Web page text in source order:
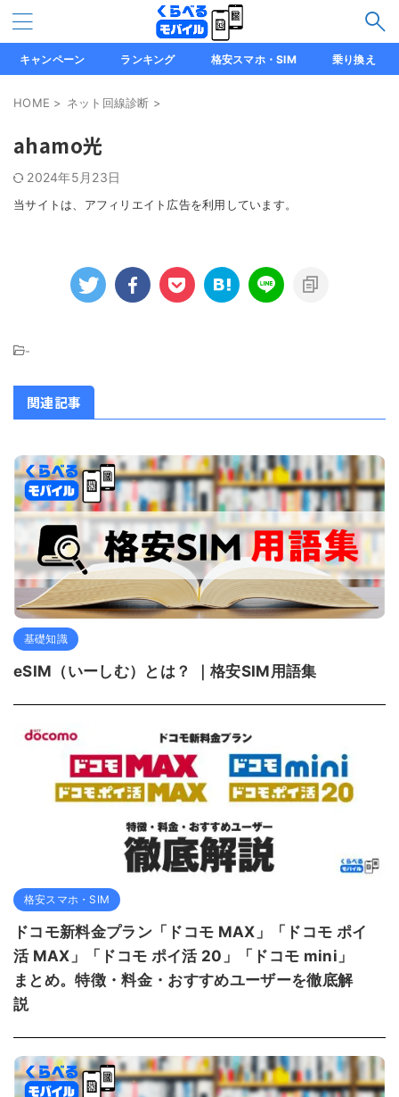
キャンペーン ランキング 格安スマホ・SIM 乗り換え
HOME > ネット回線診断 >
ahamo光
2024年5月23日
当サイトは、アフィリエイト広告を利用しています。
-
関連記事
基礎知識
eSIM（いーしむ）とは？ ｜格安SIM用語集
格安スマホ・SIM
ドコモ新料金プラン「ドコモ MAX」「ドコモ ポイ
活 MAX」「ドコモ ポイ活 20」「ドコモ mini」
まとめ。特徴・料金・おすすめユーザーを徹底解
説